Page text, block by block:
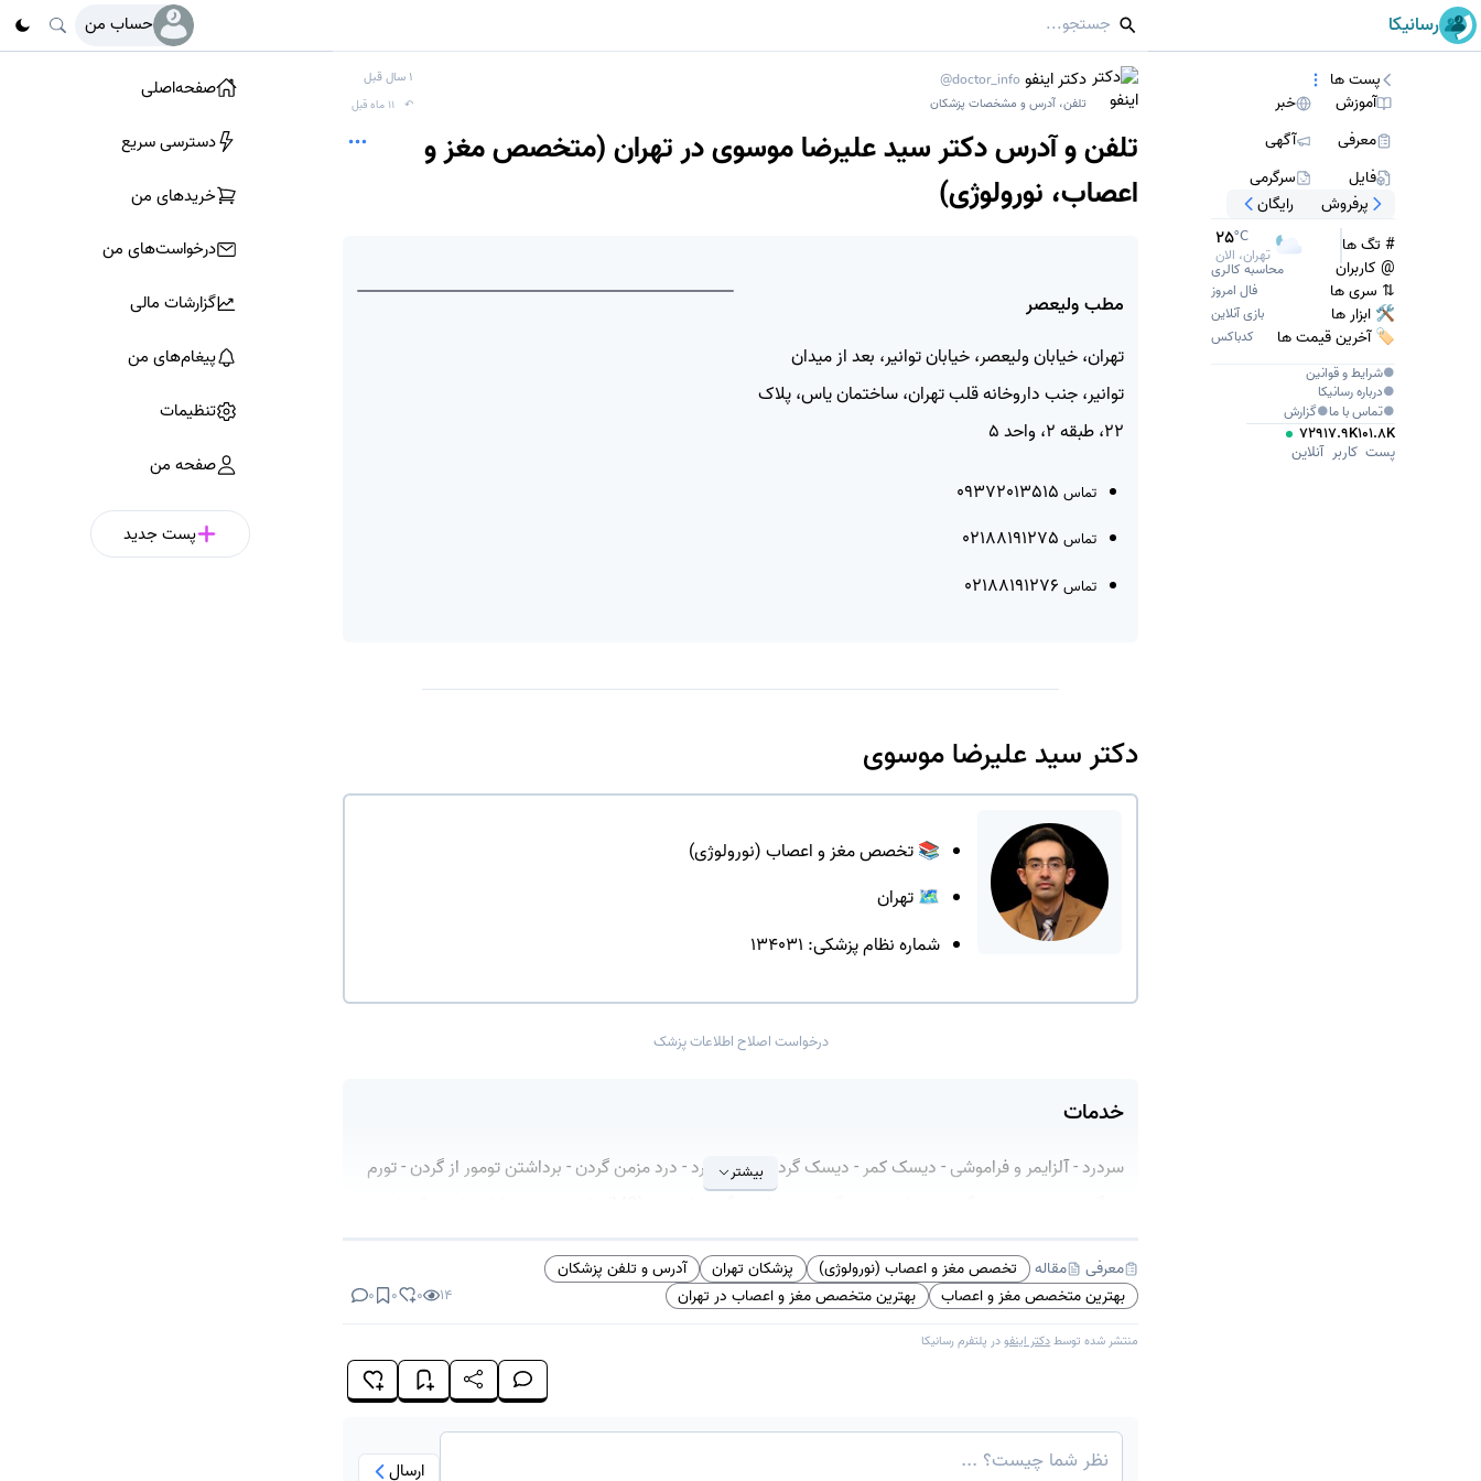
رسانیکا حساب من
دکتر اینفو @doctor_info
تلفن، آدرس و مشخصات پزشکان
1 سال قبل
↶ 11 ماه قبل
تلفن و آدرس دکتر سید علیرضا موسوی در تهران (متخصص مغز و
اعصاب، نورولوژی)
مطب ولیعصر
تهران، خیابان ولیعصر، خیابان توانیر، بعد از میدان
توانیر، جنب داروخانه قلب تهران، ساختمان یاس، پلاک
22، طبقه 2، واحد 5
تماس
تماس
تماس
دکتر سید علیرضا موسوی
📚 تخصص مغز و اعصاب (نورولوژی)
🗺️ تهران
شماره نظام پزشکی: 134031
درخواست اصلاح اطلاعات پزشک
خدمات
سردرد - آلزایمر و فراموشی - دیسک کمر - دیسک گردن - گردن درد - درد مزمن گردن - برداشتن تومور از گردن - تورم
بیشتر
معرفی مقاله تخصص مغز و اعصاب (نورولوژی) پزشکان تهران
آدرس و تلفن پزشکان
بهترین متخصص مغز و اعصاب
بهترین متخصص مغز و اعصاب در تهران 14
0
0
0
منتشر شده توسطدکتر اینفودر پلتفرمرسانیکا
ارسال
صفحه‌اصلی
دسترسی سریع
پست جدید
خرید‌های من
درخواست‌های من
گزارشات مالی
پیغام‌های من
تنظیمات
صفحه من
پست ها
آموزش
خبر
معرفی
آگهی
فایل
سرگرمی
پرفروش رایگان
# تگ ها 25°C
تهران، الان @ کاربران محاسبه کالری
⇅ سری ها فال امروز
🛠 ابزار ها بازی آنلاین
🏷️ آخرین قیمت ها
کدباکس
●شرایط و قوانین
●دربارهرسانیکا
●تماس با ما●گزارش
101.8K
پست
17.9K
کاربر
729
آنلاین